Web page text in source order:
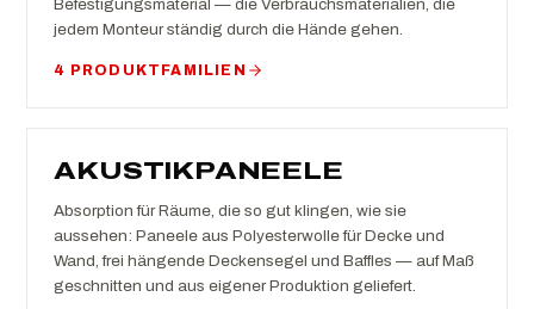
Befestigungsmaterial — die Verbrauchsmaterialien, die
jedem Monteur ständig durch die Hände gehen.
4 PRODUKTFAMILIEN
AKUSTIKPANEELE
Absorption für Räume, die so gut klingen, wie sie
aussehen: Paneele aus Polyesterwolle für Decke und
Wand, frei hängende Deckensegel und Baffles — auf Maß
geschnitten und aus eigener Produktion geliefert.